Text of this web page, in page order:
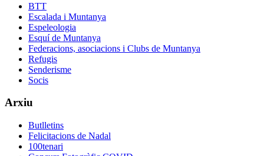
BTT
Escalada i Muntanya
Espeleologia
Esquí de Muntanya
Federacions, asociacions i Clubs de Muntanya
Refugis
Senderisme
Socis
Arxiu
Butlletins
Felicitacions de Nadal
100tenari